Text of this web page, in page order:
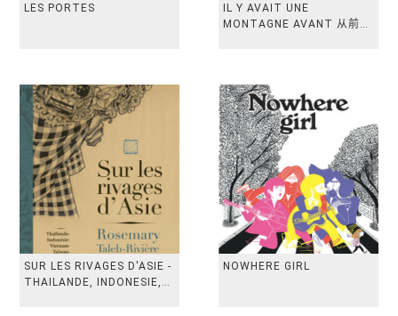
LES PORTES
IL Y AVAIT UNE
MONTAGNE AVANT 从前有
SUR LES RIVAGES D'ASIE -
THAILANDE, INDONESIE,
NOWHERE GIRL